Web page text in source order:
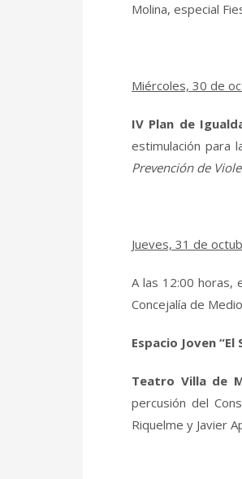
Molina, especial
Miércoles, 30 de
IV Plan de
estimulación para
Prevención de
Jueves, 31 de
A las 12:00 horas,
Concejalía de
Espacio Joven “El
Teatro Villa de
percusión del
Riquelme y Javier